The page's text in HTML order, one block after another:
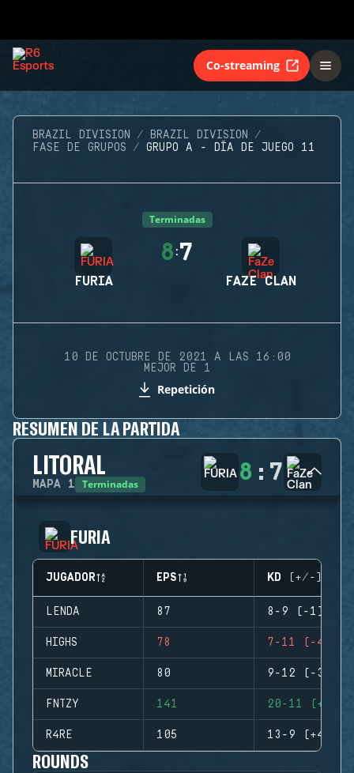
Co-streaming
BRAZIL DIVISION
BRAZIL DIVISION
FASE DE GRUPOS
GRUPO A - DÍA DE JUEGO 11
Terminadas
FURIA
8 :7
FAZE CLAN
10 DE OCTUBRE DE 2021 A LAS 16:00
MEJOR DE 1
Repetición
RESUMEN DE LA PARTIDA
LITORAL
MAPA 1 Terminadas 8 : 7
FURIA
JUGADOR EPS KD (+/-)
LENDA 87 8-9 (-1)
HIGHS 78 7-11 (-4)
MIRACLE 80 9-12 (-3)
FNTZY 141 20-11 (+9)
R4RE 105 13-9 (+4)
ROUNDS